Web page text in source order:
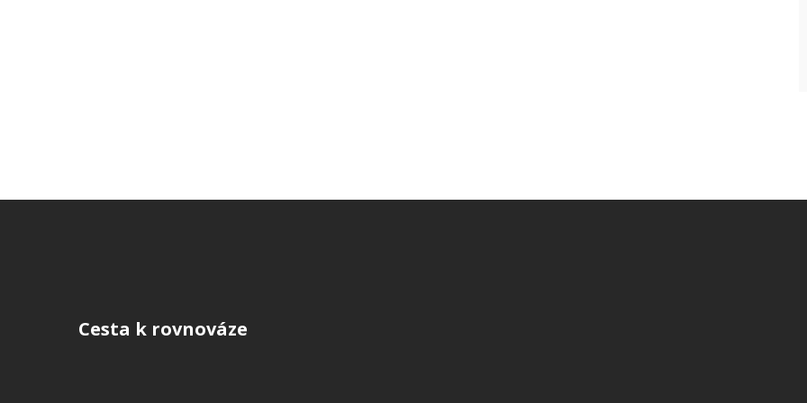
Cesta k rovnováze